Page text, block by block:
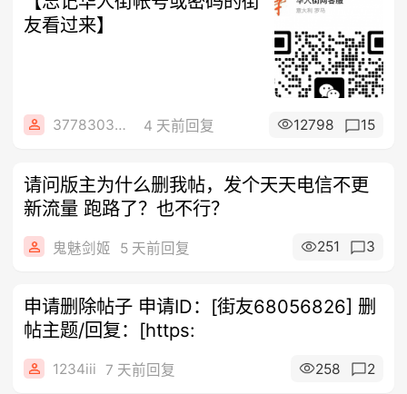
友看过来】
3778303589 4 天前回复 12798 15
请问版主为什么删我帖，发个天天电信不更
新流量 跑路了？也不行？
鬼魅剑姬 5 天前回复 251 3
申请删除帖子 申请ID：[街友68056826] 删
帖主题/回复：[https:
1234iii 7 天前回复 258 2